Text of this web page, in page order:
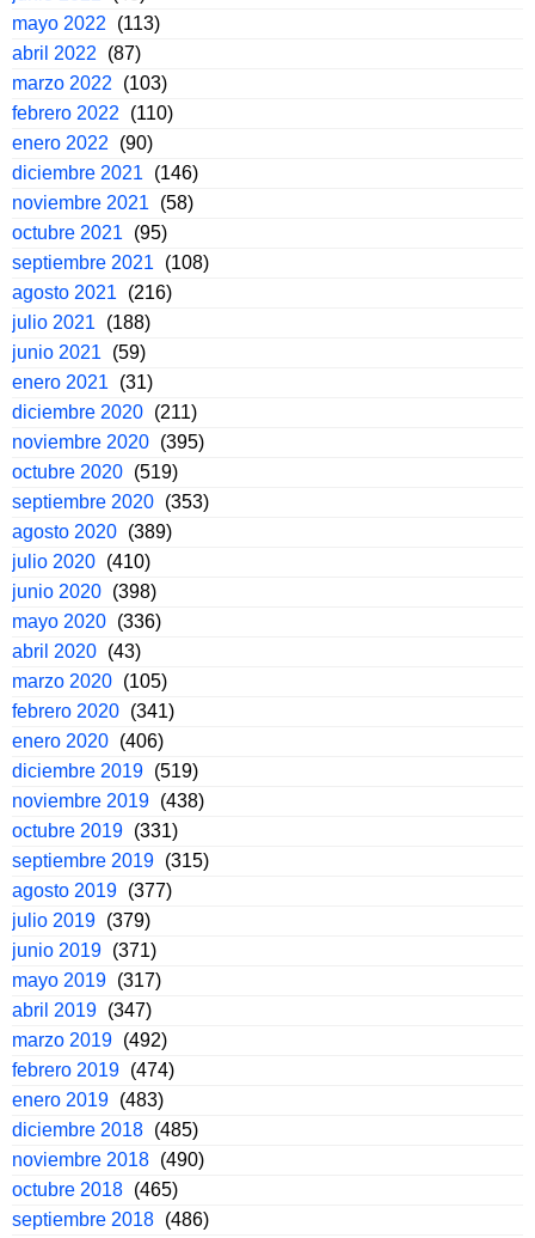
mayo 2022
(113)
abril 2022
(87)
marzo 2022
(103)
febrero 2022
(110)
enero 2022
(90)
diciembre 2021
(146)
noviembre 2021
(58)
octubre 2021
(95)
septiembre 2021
(108)
agosto 2021
(216)
julio 2021
(188)
junio 2021
(59)
enero 2021
(31)
diciembre 2020 (211)
noviembre 2020 (395)
octubre 2020 (519)
septiembre 2020 (353)
agosto 2020 (389)
julio 2020 (410)
junio 2020 (398)
mayo 2020 (336)
abril 2020 (43)
marzo 2020 (105)
febrero 2020 (341)
enero 2020 (406)
diciembre 2019 (519)
noviembre 2019 (438)
octubre 2019 (331)
septiembre 2019 (315)
agosto 2019 (377)
julio 2019 (379)
junio 2019 (371)
mayo 2019 (317)
abril 2019 (347)
marzo 2019 (492)
febrero 2019 (474)
enero 2019 (483)
diciembre 2018 (485)
noviembre 2018 (490)
octubre 2018 (465)
septiembre 2018 (486)